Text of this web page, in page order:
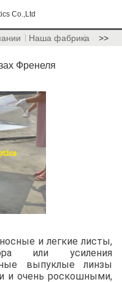
Co.,Ltd
Наша фабрика >>
Френеля
и легкие листы,
или усиления
выпуклые линзы
и очень роскошными,